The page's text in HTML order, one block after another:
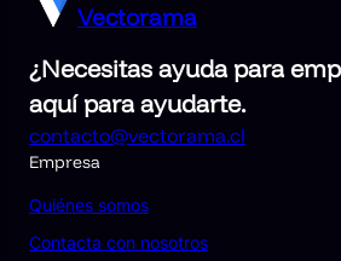
Vectorama
¿Necesitas ayuda para
aquí para ayudarte.
contacto@vectorama.cl
Empresa
Quiénes somos
Contacta con nosotros